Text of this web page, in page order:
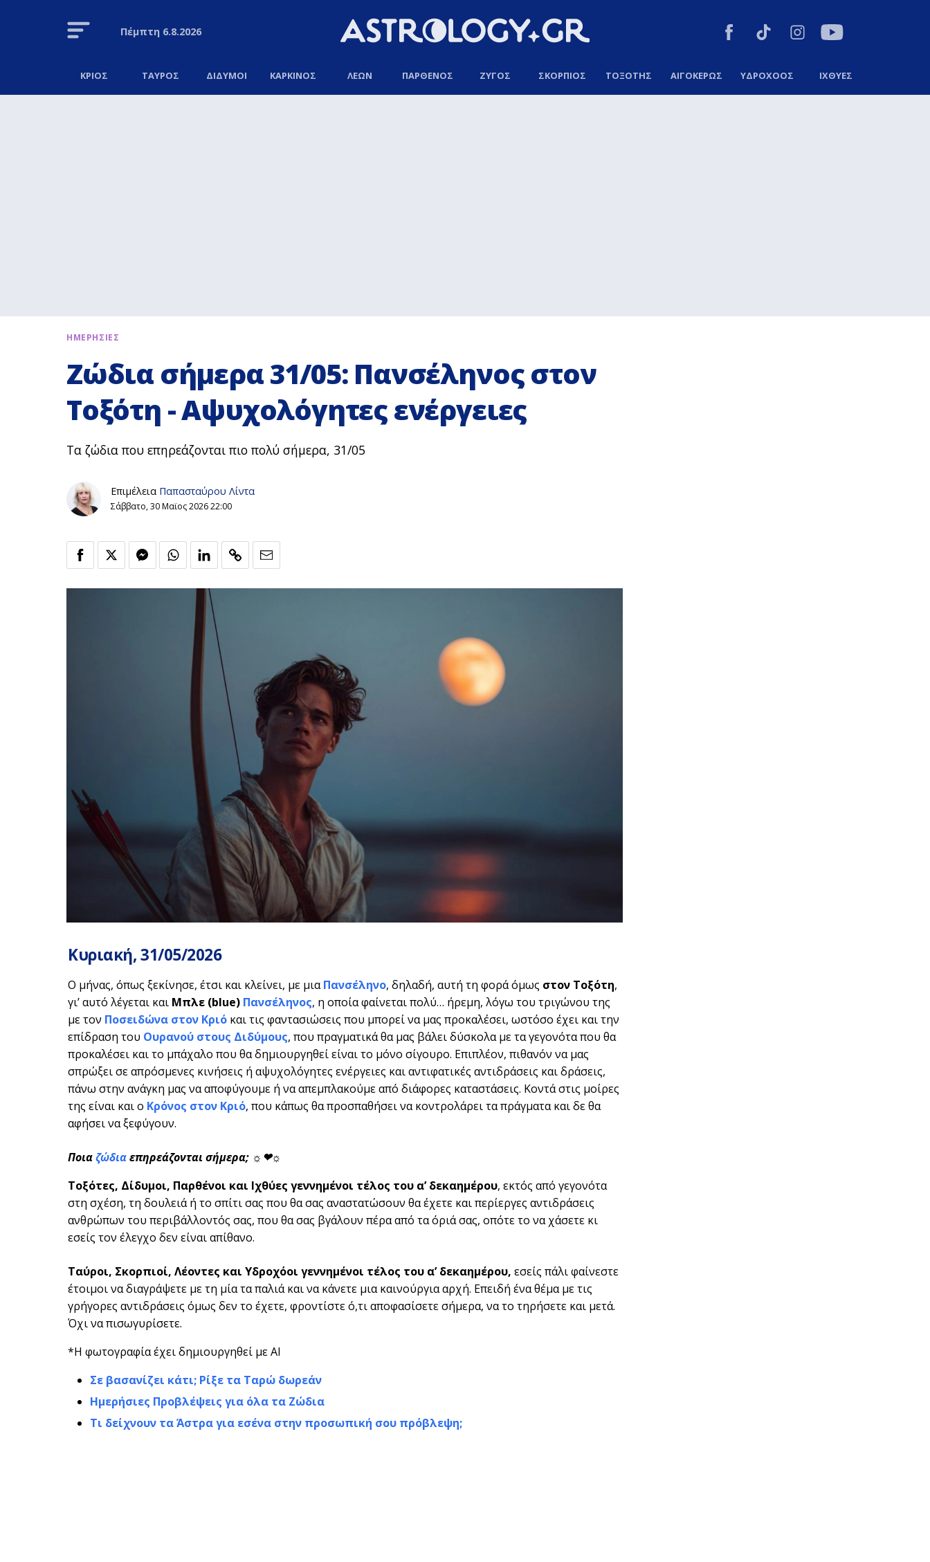
Πέμπτη6.8.2026
ΚΡΙΟΣ ΤΑΥΡΟΣ ΔΙΔΥΜΟΙ ΚΑΡΚΙΝΟΣ ΛΕΩΝ ΠΑΡΘΕΝΟΣ ΖΥΓΟΣ ΣΚΟΡΠΙΟΣ ΤΟΞΟΤΗΣ ΑΙΓΟΚΕΡΩΣ ΥΔΡΟΧΟΟΣ ΙΧΘΥΕΣ
ΗΜΕΡΗΣΙΕΣ
Ζώδια σήμερα 31/05: Πανσέληνος στον
Τοξότη - Αψυχολόγητες ενέργειες
Τα ζώδια που επηρεάζονται πιο πολύ σήμερα, 31/05
Επιμέλεια Παπασταύρου Λίντα
Σάββατο, 30 Μαϊος 2026 22:00
Κυριακή, 31/05/2026
Ο μήνας, όπως ξεκίνησε, έτσι και κλείνει, με μιαΠανσέληνο, δηλαδή, αυτή τη φορά όμως στον Τοξότη,
γι’ αυτό λέγεται και Μπλε (blue) Πανσέληνος, η οποία φαίνεται πολύ… ήρεμη, λόγω του τριγώνου της
με τον Ποσειδώνα στον Κριό και τις φαντασιώσεις που μπορεί να μας προκαλέσει, ωστόσο έχει και την
επίδραση του Ουρανού στους Διδύμους, που πραγματικά θα μας βάλει δύσκολα με τα γεγονότα που θα
προκαλέσει και το μπάχαλο που θα δημιουργηθεί είναι το μόνο σίγουρο. Επιπλέον, πιθανόν να μας
σπρώξει σε απρόσμενες κινήσεις ή αψυχολόγητες ενέργειες και αντιφατικές αντιδράσεις και δράσεις,
πάνω στην ανάγκη μας να αποφύγουμε ή να απεμπλακούμε από διάφορες καταστάσεις. Κοντά στις μοίρες
της είναι και ο Κρόνος στον Κριό, που κάπως θα προσπαθήσει να κοντρολάρει τα πράγματα και δε θα
αφήσει να ξεφύγουν.
Ποιαζώδιαεπηρεάζονται σήμερα; ☼❤☼
Τοξότες, Δίδυμοι, Παρθένοι και Ιχθύες γεννημένοι τέλος του α’ δεκαημέρου, εκτός από γεγονότα
στη σχέση, τη δουλειά ή το σπίτι σας που θα σας αναστατώσουν θα έχετε και περίεργες αντιδράσεις
ανθρώπων του περιβάλλοντός σας, που θα σας βγάλουν πέρα από τα όριά σας, οπότε το να χάσετε κι
εσείς τον έλεγχο δεν είναι απίθανο.
Ταύροι, Σκορπιοί, Λέοντες και Υδροχόοι γεννημένοι τέλος του α’ δεκαημέρου, εσείς πάλι φαίνεστε
έτοιμοι να διαγράψετε με τη μία τα παλιά και να κάνετε μια καινούργια αρχή. Επειδή ένα θέμα με τις
γρήγορες αντιδράσεις όμως δεν το έχετε, φροντίστε ό,τι αποφασίσετε σήμερα, να το τηρήσετε και μετά.
Όχι να πισωγυρίσετε.
*Η φωτογραφία έχει δημιουργηθεί με AI
Σε βασανίζει κάτι; Ρίξε τα Ταρώ δωρεάν
Ημερήσιες Προβλέψεις για όλα τα Ζώδια
Τι δείχνουν τα Άστρα για εσένα στην προσωπική σου πρόβλεψη;